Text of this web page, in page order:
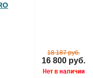
18 187 руб.
16 800 руб.